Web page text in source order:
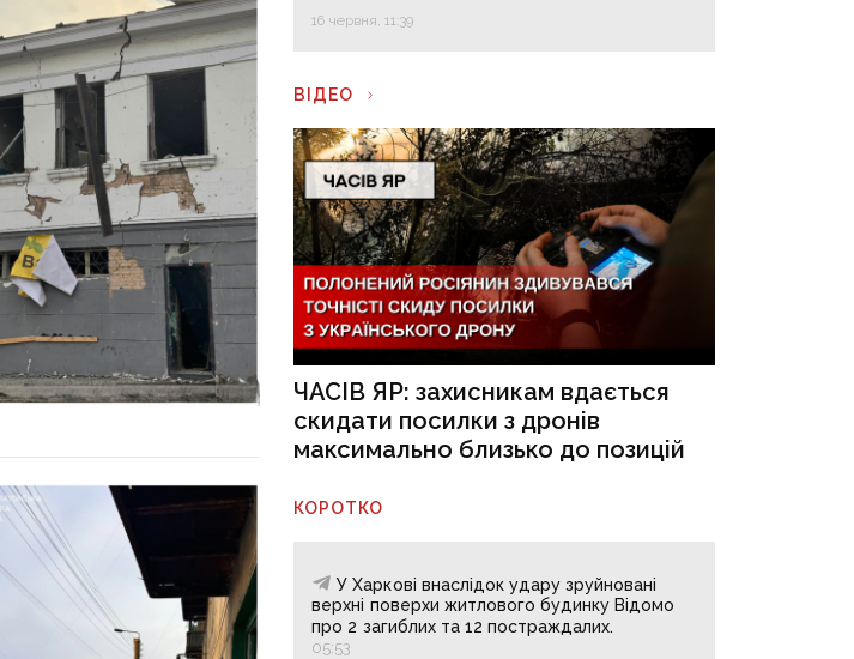
16 червня, 11:39
ВІДЕО
ЧАСІВ ЯР: захисникам вдається
скидати посилки з дронів
максимально близько до позицій
КОРОТКО
У Харкові внаслідок удару зруйновані
верхні поверхи житлового будинку Відомо
про 2 загиблих та 12 постраждалих.
05:53